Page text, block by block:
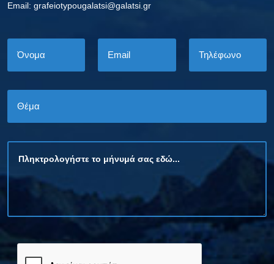
Εmail: grafeiotypougalatsi@galatsi.gr